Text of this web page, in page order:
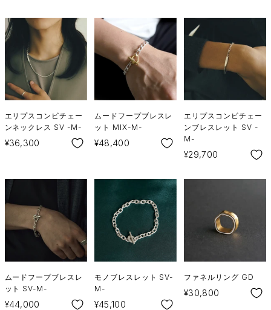
エリプスコンビチェー
ンネックレス SV -M-
SALE
¥36,300
ムードフープブレスレ
ット MIX-M-
SALE
¥48,400
エリプスコンビチェー
ンブレスレット SV -
M-
SALE
¥29,700
ムードフープブレスレ
ット SV-M-
SALE
¥44,000
モノブレスレット SV-
M-
SALE
¥45,100
ファネルリング GD
SALE
¥30,800